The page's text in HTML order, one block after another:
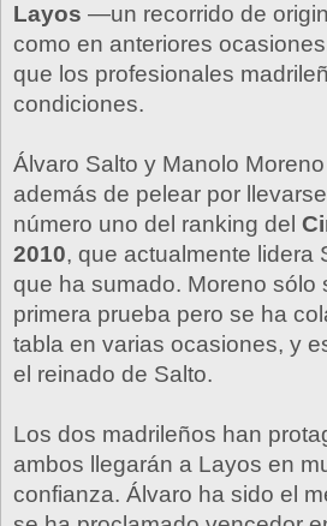
Layos —un recorrido de
como en anteriores
que los profesionales
condiciones.
Álvaro Salto y Manolo
además de pelear por
número uno del ranking del
2010, que actualmente lidera
que ha sumado. Moreno
primera prueba pero se ha
tabla en varias ocasiones, y
el reinado de Salto.
Los dos madrileños han
ambos llegarán a Layos en
confianza. Álvaro ha sido el